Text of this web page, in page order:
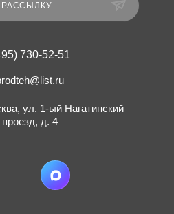
730-52-51
ул. 1-ый Нагатинский
проезд, д. 4